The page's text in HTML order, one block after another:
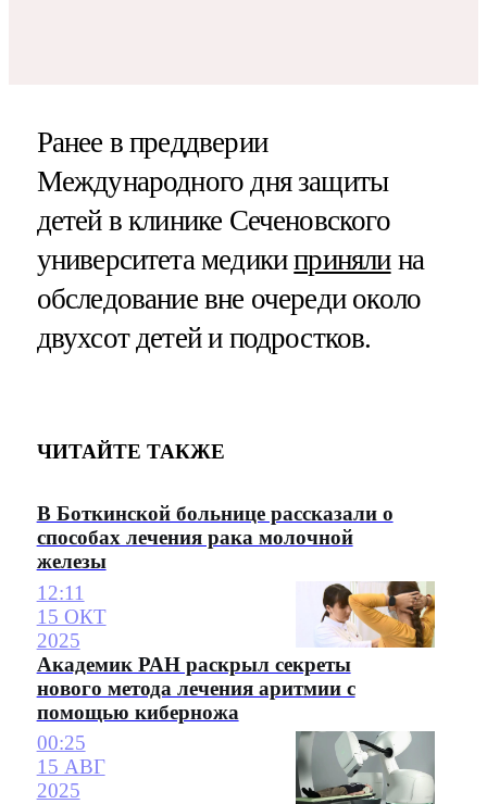
Ранее в преддверии
Международного дня защиты
детей в клинике Сеченовского
университета медикипринялина
обследование вне очереди около
двухсот детей и подростков.
ЧИТАЙТЕ ТАКЖЕ
В Боткинской больнице рассказали о
способах лечения рака молочной
железы
12:11
15 ОКТ
2025
Академик РАН раскрыл секреты
нового метода лечения аритмии с
помощью киберножа
00:25
15 АВГ
2025